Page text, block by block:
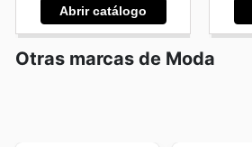
Abrir catálogo
Otras marcas de Moda